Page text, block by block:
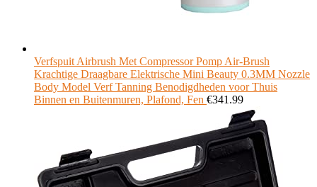
Verfspuit Airbrush Met Compressor Pomp Air-Brush
Krachtige Draagbare Elektrische Mini Beauty 0.3MM Nozzle
Body Model Verf Tanning Benodigdheden voor Thuis
Binnen en Buitenmuren, Plafond, Fen €341.99